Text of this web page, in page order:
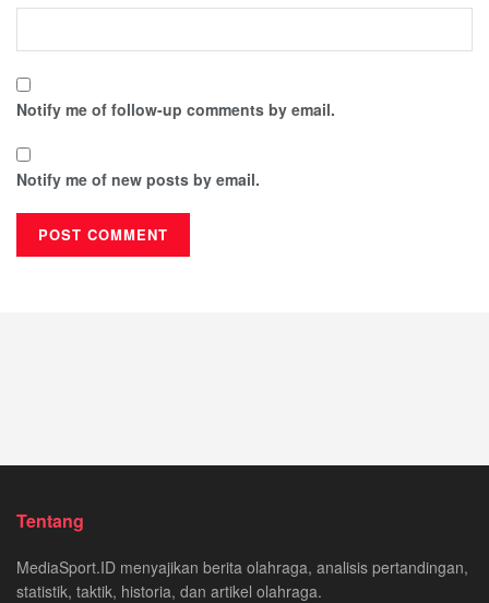
Notify me of follow-up comments by email.
Notify me of new posts by email.
Tentang
MediaSport.ID menyajikan berita olahraga, analisis pertandingan,
statistik, taktik, historia, dan artikel olahraga.